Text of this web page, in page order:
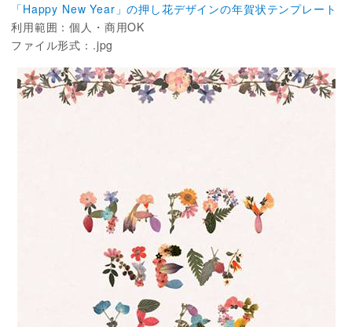
「Happy New Year」の押し花デザインの年賀状テンプレート
利用範囲：個人・商用OK
ファイル形式：.jpg